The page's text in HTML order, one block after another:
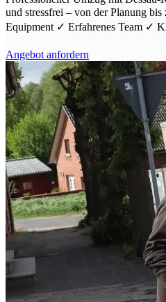
und stressfrei – von der Planung
Equipment ✓ Erfahrenes Team ✓
Angebot anfordern